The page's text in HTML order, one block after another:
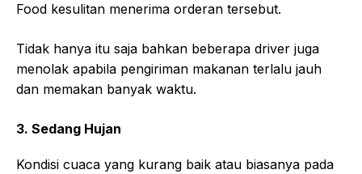
Food kesulitan menerima orderan tersebut.
Tidak hanya itu saja bahkan beberapa driver juga
menolak apabila pengiriman makanan terlalu jauh
dan memakan banyak waktu.
3. Sedang Hujan
Kondisi cuaca yang kurang baik atau biasanya pada